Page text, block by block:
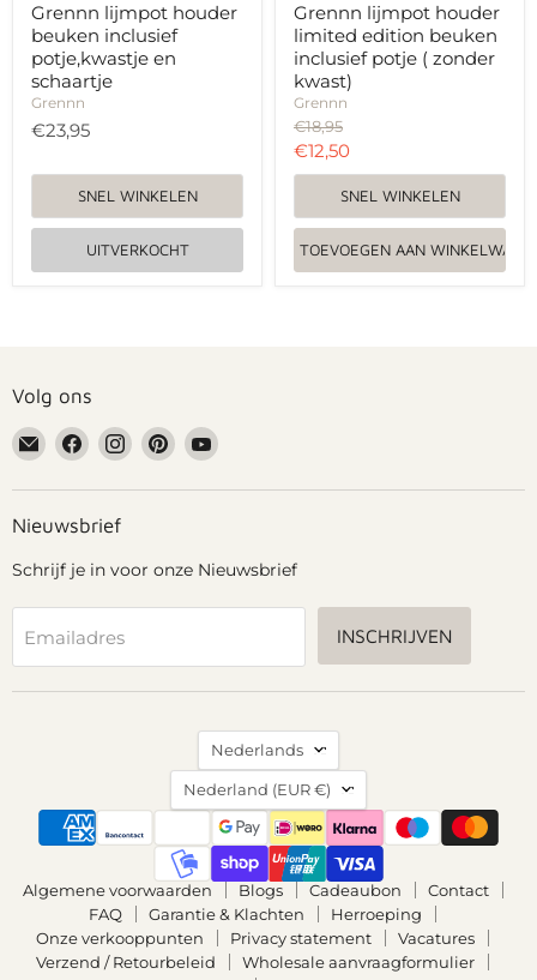
Grennn lijmpot houder
beuken inclusief
potje,kwastje en
schaartje
Grennn
€23,95
SNEL WINKELEN
UITVERKOCHT
Grennn lijmpot houder
limited edition beuken
inclusief potje ( zonder
kwast)
Grennn
Oorspronkelijke
prijs
€18,95
Huidige
prijs
€12,50
SNEL WINKELEN
TOEVOEGEN AAN
Volg ons
Email
Grennn
Vind
ons
op
Facebook
Vind
ons
op
Vind
ons
op
Vind
op
Nieuwsbrief
Schrijf je in voor onze Nieuwsbrief
Emailadres INSCHRIJVEN
Taal
Nederlands
Land
Nederland (EUR €)
Algemene voorwaarden Blogs Cadeaubon
Contact
FAQ
Garantie & Klachten
Herroeping
Onze verkooppunten
Privacy statement
Vacatures
Verzend / Retourbeleid
Wholesale aanvraagformulier